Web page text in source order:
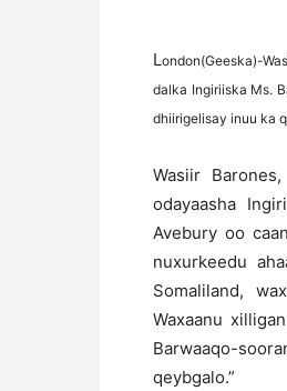
London(Geeska)-
dalka Ingiriiska Ms.
dhiirigelisay inuu ka
Wasiir
odayaasha
Avebury oo
nuxurkeedu
Somaliland,
Waxaanu
Barwaaqo-
qeybgalo.”